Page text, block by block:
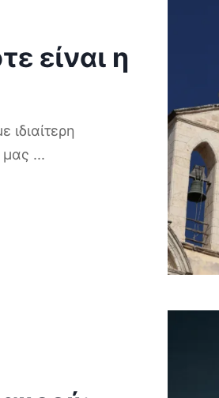
είναι η
μας ...